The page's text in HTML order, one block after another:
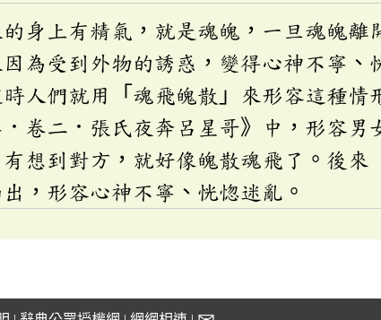
身上有精氣，就是魂魄，一旦魂魄離
為受到外物的誘惑，變得心神不寧、
人們就用「魂飛魄散」來形容這種情
卷二．張氏夜奔呂星哥》中，形容男
想到對方，就好像魄散魂飛了。後來
，形容心神不寧、恍惚迷亂。